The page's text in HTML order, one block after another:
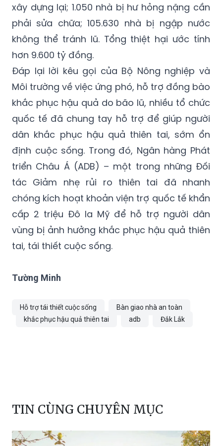
xây dựng lại; 1.050 nhà bị hư hỏng nặng cần
phải sửa chữa; 105.630 nhà bị ngập nước
không thể tránh lũ. Tổng thiệt hại ước tính
hơn 9.600 tỷ đồng.
Đáp lại lời kêu gọi của Bộ Nông nghiệp và
Môi trường về việc ứng phó, hỗ trợ đồng bào
khắc phục hậu quả do bão lũ, nhiều tổ chức
quốc tế đã chung tay hỗ trợ để giúp người
dân khắc phục hậu quả thiên tai, sớm ổn
định cuộc sống. Trong đó, Ngân hàng Phát
triển Châu Á (ADB) – một trong những Đối
tác Giảm nhẹ rủi ro thiên tai đã nhanh
chóng kích hoạt khoản viện trợ quốc tế khẩn
cấp 2 triệu Đô la Mỹ để hỗ trợ người dân
vùng bị ảnh hưởng khắc phục hậu quả thiên
tai, tái thiết cuộc sống.
Tường Minh
Hỗ trợ tái thiết cuộc sống
Bàn giao nhà an toàn
khắc phục hậu quả thiên tai
adb Đắk Lắk
TIN CÙNG CHUYÊN MỤC